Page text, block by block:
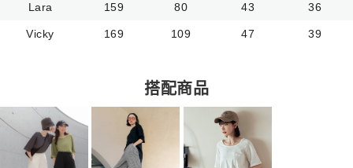
Lara 159 80 43 36
Vicky 169 109 47 39
搭配商品